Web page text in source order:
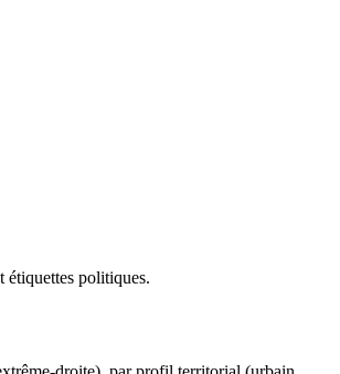
étiquettes politiques.